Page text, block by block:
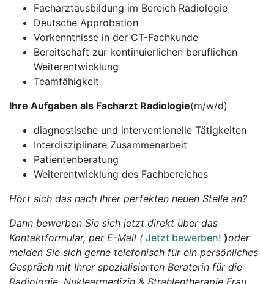
Facharztausbildung im Bereich Radiologie
Deutsche Approbation
Vorkenntnisse in der CT-Fachkunde
Bereitschaft zur kontinuierlichen beruflichen
Weiterentwicklung
Teamfähigkeit
Ihre Aufgaben als Facharzt Radiologie(m/w/d)
diagnostische und interventionelle Tätigkeiten
Interdisziplinare Zusammenarbeit
Patientenberatung
Weiterentwicklung des Fachbereiches
Hört sich das nach Ihrer perfekten neuen Stelle an?
Dann bewerben Sie sich jetzt direkt über das
Kontaktformular, per E-Mail ( Jetzt bewerben! )oder
melden Sie sich gerne telefonisch für ein persönliches
Gespräch mit Ihrer spezialisierten Beraterin für die
Radiologie, Nuklearmedizin & Strahlentherapie Frau